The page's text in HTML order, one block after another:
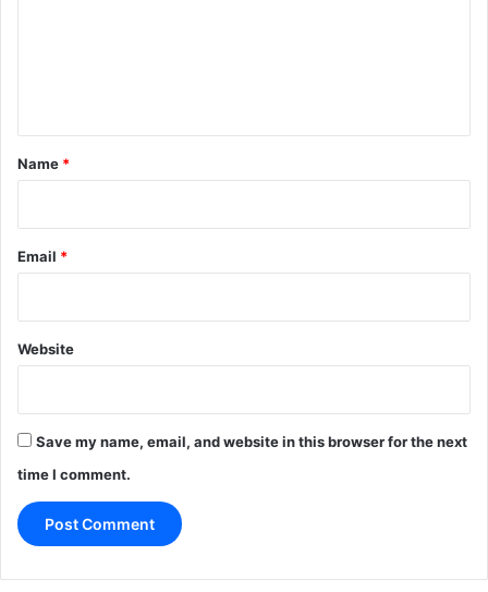
*
Name *
Email *
Website
Save my name, email, and website in this browser for the next
time I comment.